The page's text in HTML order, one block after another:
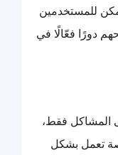
للمستخدمين
دورًا فعّالًا في
المشاكل فقط،
تعمل بشكل